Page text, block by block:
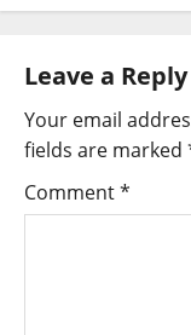
Leave a Reply
Your email
fields are marked
Comment*